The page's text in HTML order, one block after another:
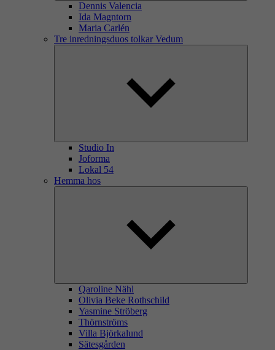
Dennis Valencia
Ida Magntorn
Maria Carlén
Tre inredningsduos tolkar Vedum
Studio In
Joforma
Lokal 54
Hemma hos
Qaroline Nähl
Olivia Beke Rothschild
Yasmine Ströberg
Thörnströms
Villa Björkalund
Sätesgården